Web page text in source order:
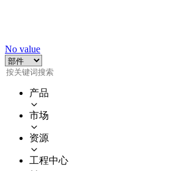
No value
产品
市场
资源
工程中心